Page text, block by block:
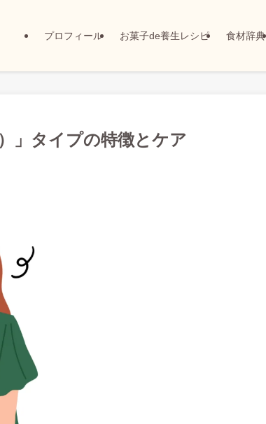
プロフィール お菓子de養生レシピ 食材辞典
」タイプの特徴とケア